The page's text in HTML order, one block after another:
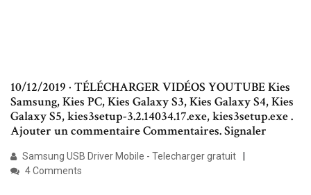
10/12/2019 · TÉLÉCHARGER VIDÉOS YOUTUBE Kies
Samsung, Kies PC, Kies Galaxy S3, Kies Galaxy S4, Kies
Galaxy S5, kies3setup-3.2.14034.17.exe, kies3setup.exe .
Ajouter un commentaire Commentaires. Signaler
Samsung USB Driver Mobile - Telecharger gratuit
4 Comments